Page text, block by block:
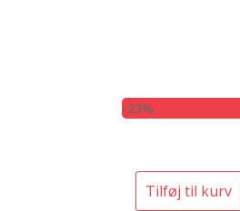
-23%
Tilføj til kurv